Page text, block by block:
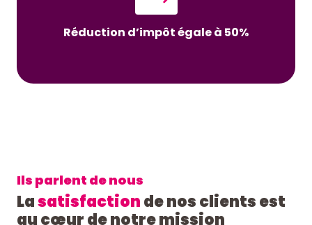
Réduction d’impôt égale à 50%
Ils parlent de nous
Lasatisfactionde nos clients est
au cœur de notre mission